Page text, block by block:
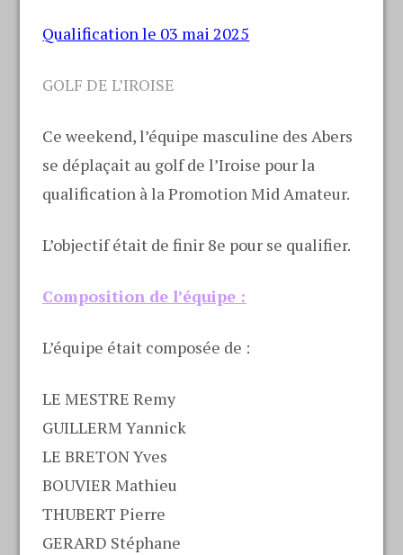
Qualification le 03 mai 2025
GOLF DE L’IROISE
Ce weekend, l’équipe masculine des Abers
se déplaçait au golf de l’Iroise pour la
qualification à la Promotion Mid Amateur.
L’objectif était de finir 8e pour se qualifier.
Composition de l’équipe :
L’équipe était composée de :
LE MESTRE Remy
GUILLERM Yannick
LE BRETON Yves
BOUVIER Mathieu
THUBERT Pierre
GERARD Stéphane